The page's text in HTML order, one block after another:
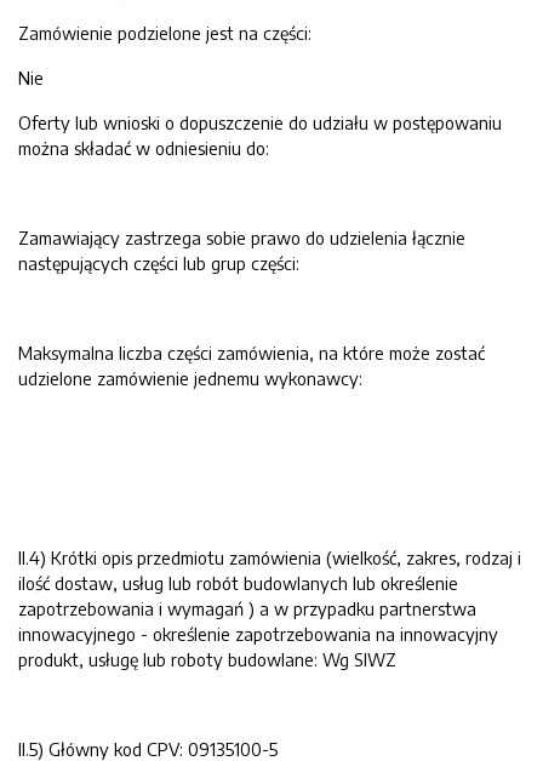
Zamówienie podzielone jest na części:
Nie
Oferty lub wnioski o dopuszczenie do udziału w postępowaniu
można składać w odniesieniu do:
Zamawiający zastrzega sobie prawo do udzielenia łącznie
następujących części lub grup części:
Maksymalna liczba części zamówienia, na które może zostać
udzielone zamówienie jednemu wykonawcy:
II.4) Krótki opis przedmiotu zamówienia (wielkość, zakres, rodzaj i
ilość dostaw, usług lub robót budowlanych lub określenie
zapotrzebowania i wymagań ) a w przypadku partnerstwa
innowacyjnego - określenie zapotrzebowania na innowacyjny
produkt, usługę lub roboty budowlane: Wg SIWZ
II.5) Główny kod CPV: 09135100-5